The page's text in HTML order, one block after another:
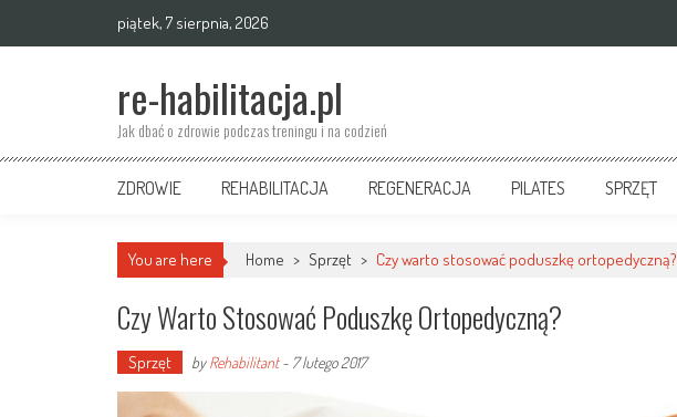
piątek, 7 sierpnia, 2026
re-habilitacja.pl
Jak dbać o zdrowie podczas treningu i na codzień
ZDROWIE REHABILITACJA REGENERACJA PILATES SPRZĘT
You are here Home > Sprzęt > Czy warto stosować poduszkę ortopedyczną?
Czy Warto Stosować Poduszkę Ortopedyczną?
Sprzęt byRehabilitant- 7 lutego 2017